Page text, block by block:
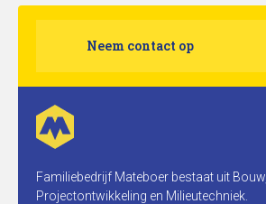
Neem contact op
Familiebedrijf Mateboer bestaat uit Bouw,
Projectontwikkeling en Milieutechniek.